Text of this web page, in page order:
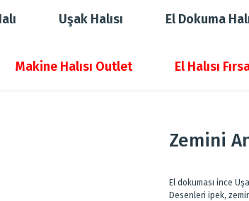
Uşak Halısı El Dokuma
Makine Halısı Outlet El Halısı
Zemini
El dokuması ince
Desenleri ipek,